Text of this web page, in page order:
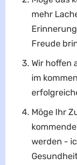
mehr
Freude
Wir hoffen
im
Möge Ihr
werden -